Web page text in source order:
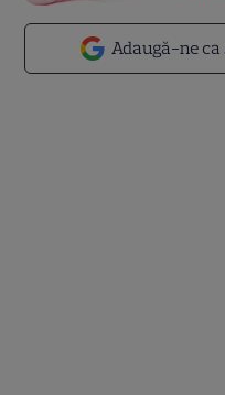
Adaugă-ne ca